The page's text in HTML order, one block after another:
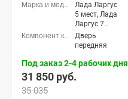
Лада Ларгус
5 мест, Лада
Ларгус 7
мест, Лада
Ларгус
мест, Лада
Кросс 7 мест
Дверь
передняя
Под заказ 2-4 рабочих дня
31 850 руб.
35 035